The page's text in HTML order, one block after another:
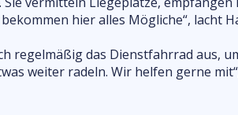
hier alles Mögliche“, lacht
regelmäßig das Dienstfahrrad aus,
weiter radeln. Wir helfen gerne